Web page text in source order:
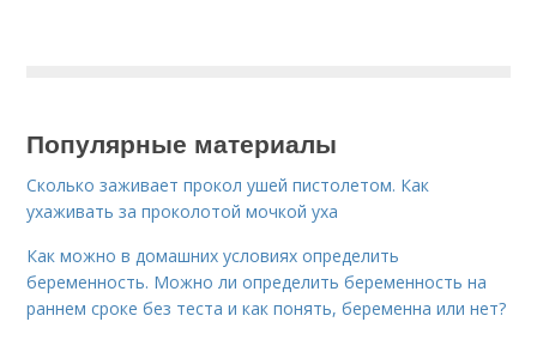
Популярные материалы
Сколько заживает прокол ушей пистолетом. Как
ухаживать за проколотой мочкой уха
Как можно в домашних условиях определить
беременность. Можно ли определить беременность на
раннем сроке без теста и как понять, беременна или нет?